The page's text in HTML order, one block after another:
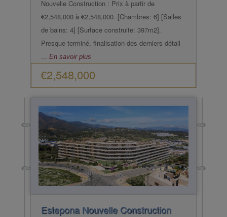
Nouvelle Construction : Prix à partir de
€2,548,000 à €2,548,000. [Chambres: 6] [Salles
de bains: 4] [Surface construite: 397m2].
Presque terminé, finalisation des derniers détail
... En savoir plus
€2,548,000
Estepona Nouvelle Construction